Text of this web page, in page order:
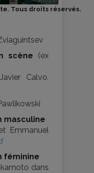
Tous droits réservés.
scène (ex
Calvo,
masculine
Emmanuel
féminine
dans